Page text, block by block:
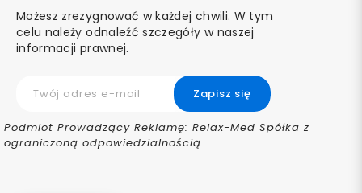
Możesz zrezygnować w każdej chwili. W tym
celu należy odnaleźć szczegóły w naszej
informacji prawnej.
Podmiot Prowadzący Reklamę: Relax-Med Spółka z
ograniczoną odpowiedzialnością